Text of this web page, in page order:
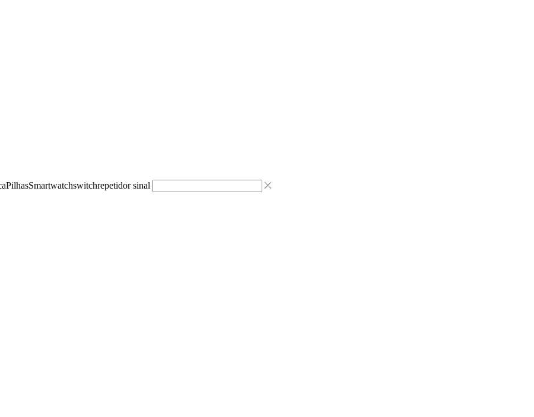
PilhasSmartwatchswitchrepetidor sinal